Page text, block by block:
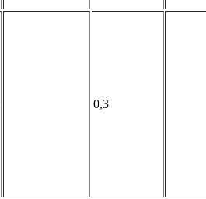
0,3